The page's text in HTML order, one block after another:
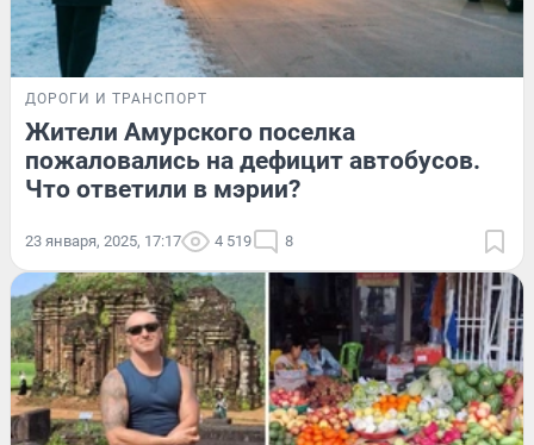
ДОРОГИ И ТРАНСПОРТ
Жители Амурского поселка
пожаловались на дефицит автобусов.
Что ответили в мэрии?
23 января, 2025, 17:17 4 519 8